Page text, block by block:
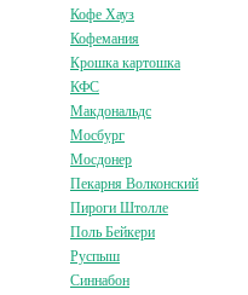
Кофе Хауз
Кофемания
Крошка картошка
КФС
Макдональдс
Мосбург
Мосдонер
Пекарня Волконский
Пироги Штолле
Поль Бейкери
Руспыш
Синнабон